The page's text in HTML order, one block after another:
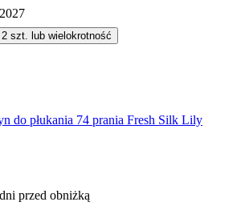
2 szt. lub wielokrotność
do płukania 74 prania Fresh Silk Lily
przed obniżką